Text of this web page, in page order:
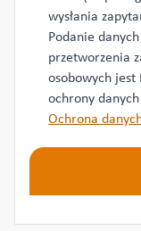
wysłania
Podanie
przetworzenia
osobowych
ochrony
Ochrona